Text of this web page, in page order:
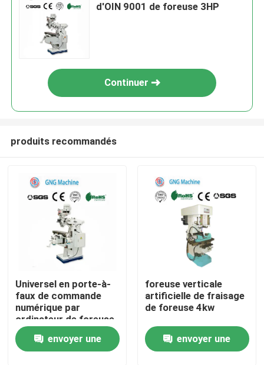
Aperçu
d'OIN 9001 de foreuse 3HP
Continuer
produits recommandés
Universel en porte-à-
faux de commande
numérique par
ordinateur de foreuse
de tourelle de
structureenvoyer une
foreuse verticale
artificielle de fraisage
de foreuse 4kw
envoyer une